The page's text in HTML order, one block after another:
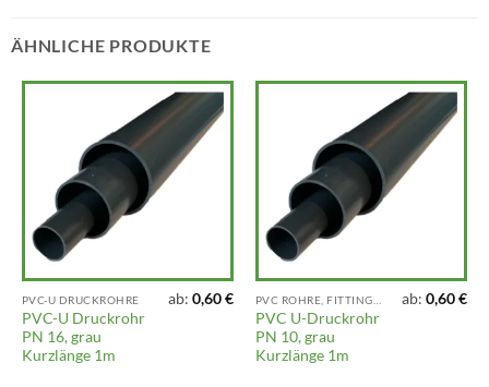
ÄHNLICHE PRODUKTE
PVC-U DRUCKROHRE
PVC-U Druckrohr
PN 16, grau
Kurzlänge 1m
ab:0,60€
PVC U-Druckrohr
PN 10, grau
Kurzlänge 1m
ab:0,60€